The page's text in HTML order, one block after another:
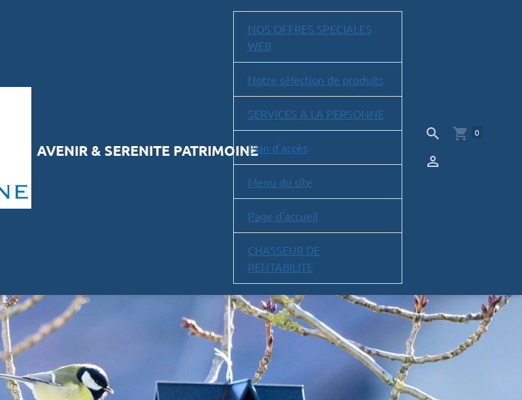
AVENIR & SERENITE PATRIMOINE
NOS OFFRES SPECIALES
WEB
Notre sélection de produits
SERVICES A LA PERSONNE
Plan d'accès
Menu du site
Page d'accueil
CHASSEUR DE
RENTABILITE
0